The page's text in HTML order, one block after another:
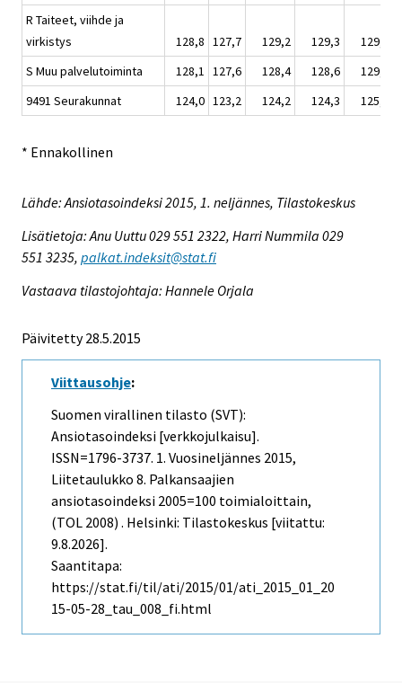
R Taiteet, viihde ja
virkistys
128,8 127,7 129,2 129,3
129,7
S Muu palvelutoiminta
128,1 127,6 128,4 128,6
129,5
9491 Seurakunnat
124,0 123,2 124,2 124,3 125,1
* Ennakollinen
Lähde: Ansiotasoindeksi 2015, 1. neljännes, Tilastokeskus
Lisätietoja: Anu Uuttu 029 551 2322, Harri Nummila 029
551 3235, palkat.indeksit@stat.fi
Vastaava tilastojohtaja: Hannele Orjala
Päivitetty 28.5.2015
Viittausohje:
Suomen virallinen tilasto (SVT):
Ansiotasoindeksi [verkkojulkaisu].
ISSN=1796-3737. 1. Vuosineljännes 2015,
Liitetaulukko 8. Palkansaajien
ansiotasoindeksi 2005=100 toimialoittain,
(TOL 2008) . Helsinki: Tilastokeskus [viitattu:
9.8.2026].
Saantitapa:
https://stat.fi/til/ati/2015/01/ati_2015_01_20
15-05-28_tau_008_fi.html